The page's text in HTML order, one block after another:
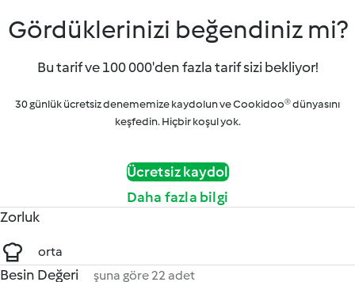
Gördüklerinizi beğendiniz mi?
Bu tarif ve 100 000'den fazla tarif sizi bekliyor!
30 günlük ücretsiz denememize kaydolun ve Cookidoo® dünyasını
keşfedin. Hiçbir koşul yok.
Ücretsiz kaydol
Daha fazla bilgi
Zorluk
orta
Besin Değeri şuna göre 22 adet